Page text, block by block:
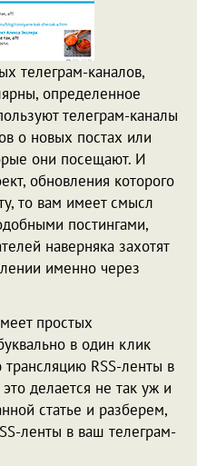
телеграм-каналов,
определенное
телеграм-каналы
о новых постах или
они посещают. И
обновления которого
то вам имеет смысл
постингами,
наверняка захотят
именно через
простых
в один клик
RSS-ленты в
делается не так уж и
статье и разберем,
ленты в ваш телеграм-